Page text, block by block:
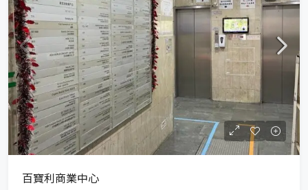
百寶利商業中心